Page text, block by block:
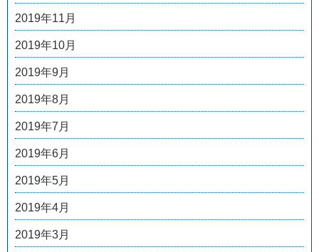
2019年11月
2019年10月
2019年9月
2019年8月
2019年7月
2019年6月
2019年5月
2019年4月
2019年3月